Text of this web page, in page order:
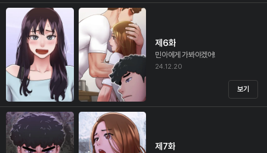
제6화
민아에게 가봐야겠어!
24.12.20
보기
제7화